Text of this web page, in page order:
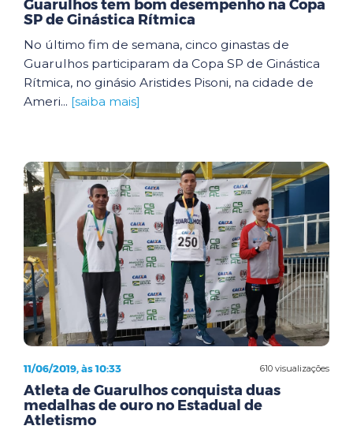
Guarulhos tem bom desempenho na Copa
SP de Ginástica Rítmica
No último fim de semana, cinco ginastas de
Guarulhos participaram da Copa SP de Ginástica
Rítmica, no ginásio Aristides Pisoni, na cidade de
Ameri... [saiba mais]
610 visualizações
11/06/2019, às 10:33
Atleta de Guarulhos conquista duas
medalhas de ouro no Estadual de
Atletismo